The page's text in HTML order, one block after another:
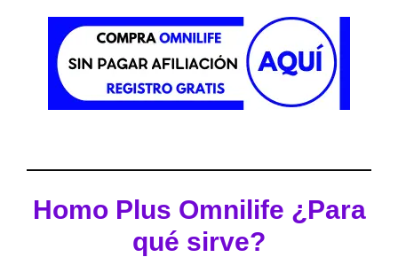
Homo Plus Omnilife ¿Para
qué sirve?